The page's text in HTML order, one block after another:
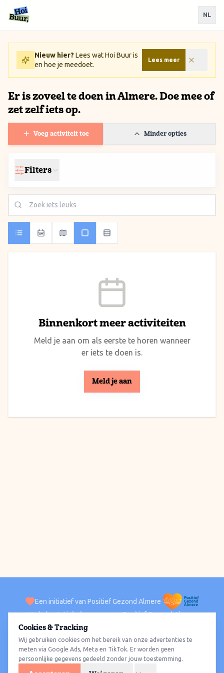
Ga naar inhoud / Skip to content
NL
Nieuw hier? Lees wat Hoi Buur is
en hoe je meedoet.
Lees meer
Er is zoveel te doen in Almere. Doe mee of
zet zelf iets op.
Voeg activiteit toe Minder opties
Filters
Binnenkort meer activiteiten
Meld je aan om als eerste te horen wanneer
er iets te doen is.
Meld je aan
Een initiatief van Positief Gezond Almere
VerhalenActiviteiten Positief Gezond Almere
ACTIVITEITEN PER WIJK
Alle wijkenAlmere HavenAlmere StadAlmere BuitenAlmere Poort
Almere HoutAlmere OosterwoldWat te doen
Cookies & Tracking
Wij gebruiken cookies om het bereik van onze advertenties te
meten via Google Ads, Meta en TikTok. Er worden geen
persoonlijke gegevens gedeeld zonder jouw toestemming.